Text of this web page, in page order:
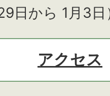
日から 1月3
アクセス